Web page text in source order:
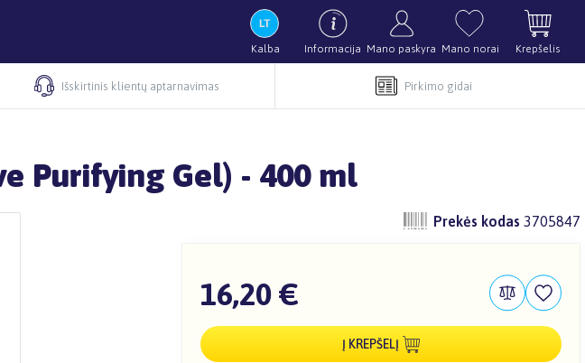
Kalba Informacija Mano paskyra Mano norai Krepšelis
Išskirtinis klientų aptarnavimas Pirkimo gidai
Purifying Gel) - 400 ml
Prekės kodas 3705847
16,20 €
Į KREPŠELĮ